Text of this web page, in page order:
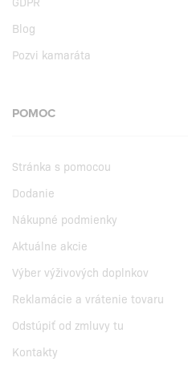
Blog
Pozvi kamaráta
POMOC
Stránka s pomocou
Dodanie
Nákupné podmienky
Aktuálne akcie
Výber výživových doplnkov
Reklamácie a vrátenie tovaru
Odstúpiť od zmluvy tu
Kontakty